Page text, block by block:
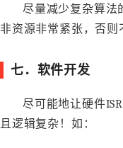
尽量减少复杂算法
非资源非常紧张，否则
七．软件开发
尽可能地让硬件
且逻辑复杂！如：